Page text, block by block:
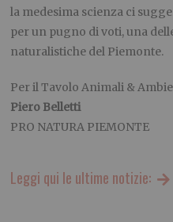
la medesima scienza ci
per un pugno di voti, una
naturalistiche del Piemonte.
Per il Tavolo Animali &
Piero Belletti
PRO NATURA PIEMONTE
Leggi qui le ultime notizie: